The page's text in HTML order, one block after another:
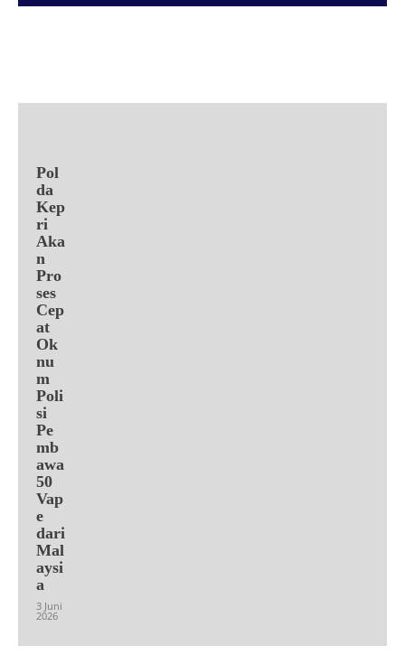
Pol
da
Kep
ri
Aka
n
Pro
ses
Cep
at
Ok
nu
m
Poli
si
Pe
mb
awa
50
Vap
e
dari
Mal
aysi
a
3 Juni
2026